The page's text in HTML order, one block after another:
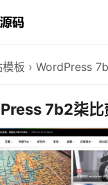
模板 › WordPress
7b2柒比